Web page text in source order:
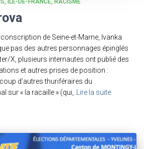
ÎLE-DE-FRANCE RACISME
de Seine-et-Marne, Ivanka
pas des autres personnages épinglés
X, plusieurs internautes ont publié des
et autres prises de position :
d’autres thuriféraires du
sur « la racaille » (qui,
Lire la suite